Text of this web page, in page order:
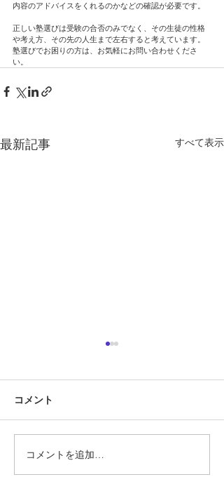
内容のアドバイスをくれるのかなどの確認が必要です。
正しい塾選びは受験の合否のみでなく、その生徒の性格
や考え方、その先の人生まで左右すると考えています。
塾選びでお困りの方は、お気軽にお問い合わせくださ
い。
最新記事 すべて表示
勝負の夏
コメント
コメントを追加…